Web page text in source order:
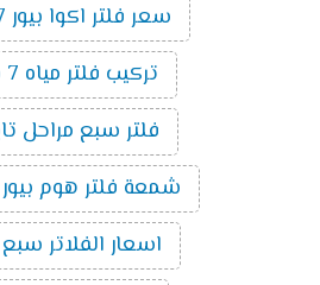
سعر فلتر اكوا بيور 7 مراحل
تركيب فلتر مياه 7 مراحل
فلتر سبع مراحل
شمعة فلتر هوم بيور 7 مراحل
اسعار الفلاتر